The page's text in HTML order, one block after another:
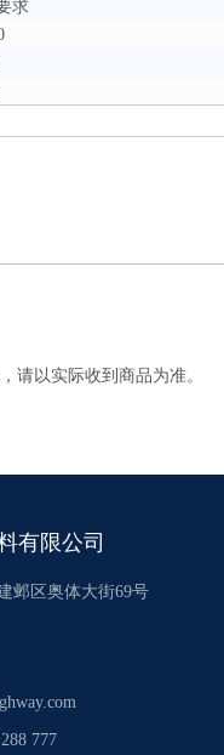
求
请以实际收到商品为准。
有限公司
邺区奥体大街69号
777